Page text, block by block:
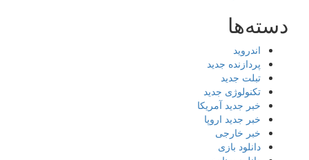
دسته‌ها
اندروید
پردازنده جدید
تبلت جدید
تکنولوژی جدید
خبر جدید آمریکا
خبر جدید اروپا
خبر خارجی
دانلود بازی